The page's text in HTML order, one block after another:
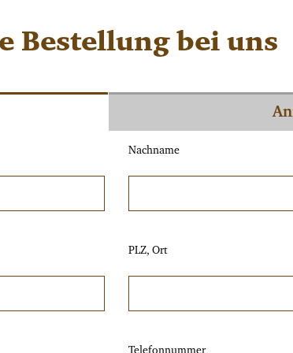
Bestellung bei uns
Nachname
PLZ, Ort